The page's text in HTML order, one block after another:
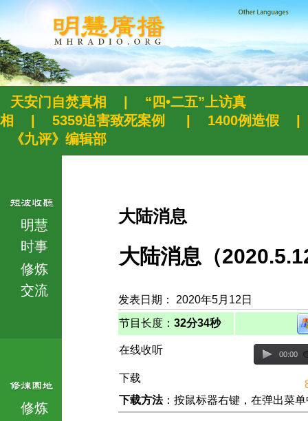
天安门自焚真相
“四•二五”上访真
相
5359迫害致死案例 1400例造假
《九评》编辑部
明慧
时事
修炼
交流
修炼
大陆消息
大陆消息（
发表日期： 2020年5月12日
节目长度： 32分34秒
在线收听 00:00
下载
下载方法：按鼠标器右键，在弹出菜